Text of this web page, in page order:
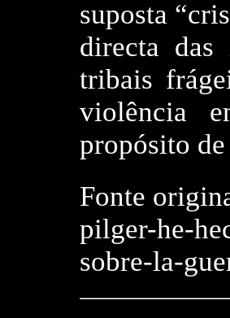
suposta
directa das
tribais
violência
propósito
Fonte
pilger-he-
sobre-la-